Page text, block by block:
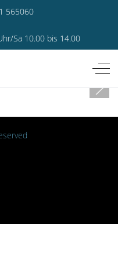
565060
Sa 10.00 bis 14.00
Off-